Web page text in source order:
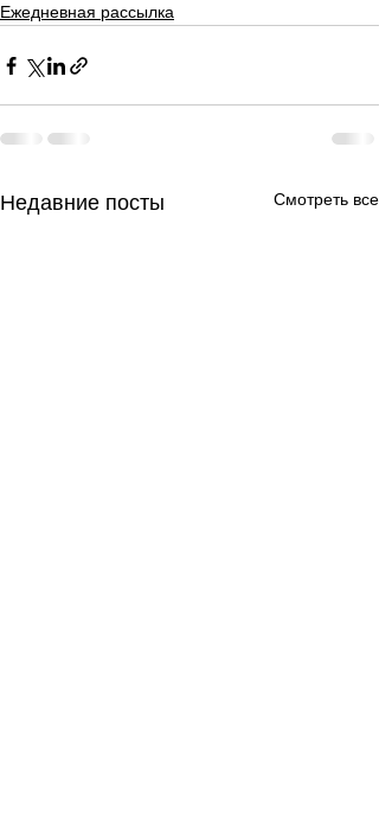
Ежедневная рассылка
Недавние посты Смотреть все